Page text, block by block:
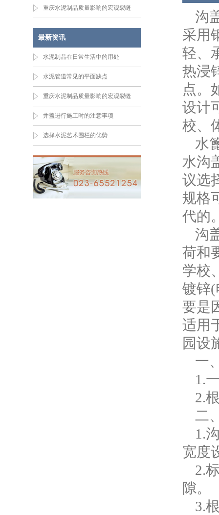
重庆水泥制品质量影响的宏观裂缝
最新资讯
水泥制品在日常生活中的用处
水泥管道常见的平面缺点
重庆水泥制品质量影响的宏观裂缝
井盖进行施工时的注意事项
选择水泥艺术围栏的优势
沟
采用
轻、
热浸
点。
设计
校、
水
水沟
议选
规格
代的
沟
荷和
学校
镀锌(
要是
适用
园设
一
1.
2.
二
1.
宽度
2.
隙。
3.